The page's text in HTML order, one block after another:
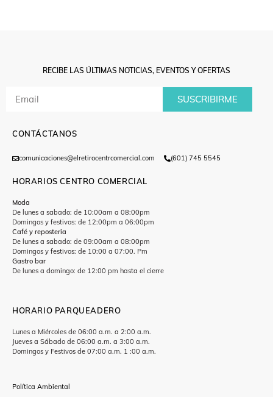
RECIBE LAS ÚLTIMAS NOTICIAS, EVENTOS Y OFERTAS
SUSCRIBIRME
CONTÁCTANOS
comunicaciones@elretirocentrcomercial.com (601) 745 5545
HORARIOS CENTRO COMERCIAL
Moda
De lunes a sabado: de 10:00am a 08:00pm
Domingos y festivos: de 12:00pm a 06:00pm
Café y reposteria
De lunes a sabado: de 09:00am a 08:00pm
Domingos y festivos: de 10:00 a 07:00. Pm
Gastro bar
De lunes a domingo: de 12:00 pm hasta el cierre
HORARIO PARQUEADERO
Lunes a Miércoles de 06:00 a.m. a 2:00 a.m.
Jueves a Sábado de 06:00 a.m. a 3:00 a.m.
Domingos y Festivos de 07:00 a.m. 1 :00 a.m.
Política Ambiental